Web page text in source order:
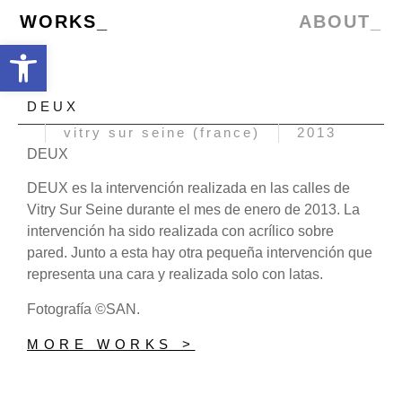
WORKS_ ABOUT_
DEUX
vitry sur seine (france)
2013
DEUX
DEUX es la intervención realizada en las calles de
Vitry Sur Seine durante el mes de enero de 2013. La
intervención ha sido realizada con acrílico sobre
pared. Junto a esta hay otra pequeña intervención que
representa una cara y realizada solo con latas.
Fotografía ©SAN.
MORE WORKS >
Abrir barra de herramientas